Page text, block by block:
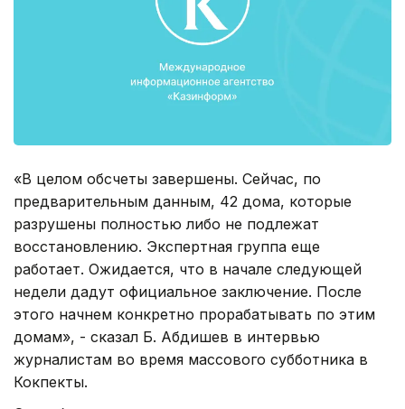
«В целом обсчеты завершены. Сейчас, по
предварительным данным, 42 дома, которые
разрушены полностью либо не подлежат
восстановлению. Экспертная группа еще
работает. Ожидается, что в начале следующей
недели дадут официальное заключение. После
этого начнем конкретно прорабатывать по этим
домам», - сказал Б. Абдишев в интервью
журналистам во время массового субботника в
Кокпекты.